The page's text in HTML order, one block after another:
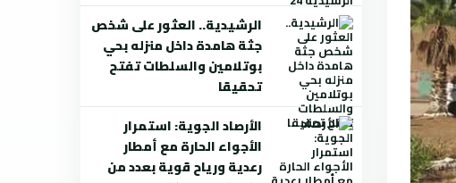
الرشيدية.. العثور على شخص
جثة هامدة داخل منزله بحي
بوتلامين والسلطات تفتح
تحقيقا
الأرصاد الجوية: استمرار
الأجواء الحارة مع أمطار
رعدية ورياح قوية بعدد من